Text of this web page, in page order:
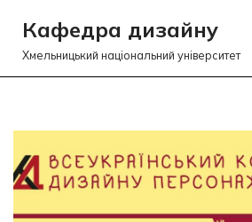
Перейти
Кафедра дизайну
Хмельницький національний університет